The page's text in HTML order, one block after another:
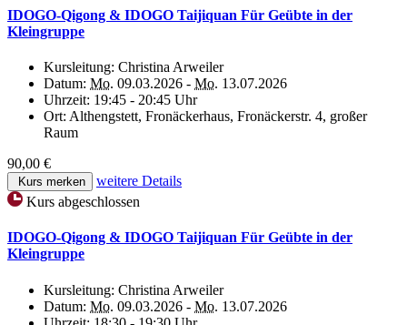
IDOGO-Qigong & IDOGO Taijiquan Für Geübte in der
Kleingruppe
Kursleitung: Christina Arweiler
Datum: Mo. 09.03.2026 - Mo. 13.07.2026
Uhrzeit: 19:45 - 20:45 Uhr
Ort: Althengstett, Fronäckerhaus, Fronäckerstr. 4, großer
Raum
90,00 €
Kurs merken
weitere Details
Kurs abgeschlossen
IDOGO-Qigong & IDOGO Taijiquan Für Geübte in der
Kleingruppe
Kursleitung: Christina Arweiler
Datum: Mo. 09.03.2026 - Mo. 13.07.2026